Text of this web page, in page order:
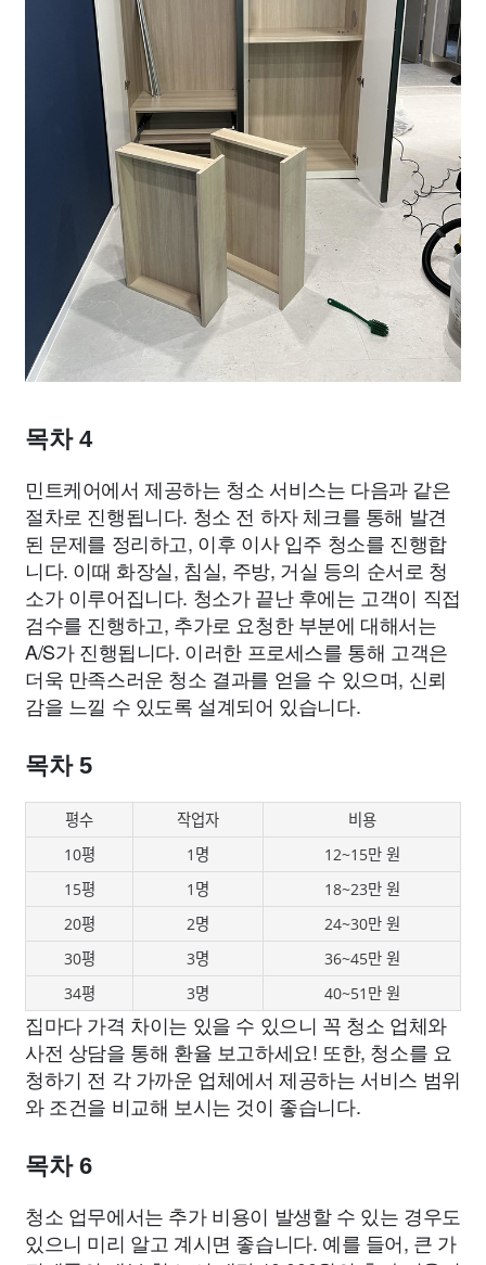
목차 4
민트케어에서 제공하는 청소 서비스는 다음과 같은
절차로 진행됩니다. 청소 전 하자 체크를 통해 발견
된 문제를 정리하고, 이후 이사 입주 청소를 진행합
니다. 이때 화장실, 침실, 주방, 거실 등의 순서로 청
소가 이루어집니다. 청소가 끝난 후에는 고객이 직접
검수를 진행하고, 추가로 요청한 부분에 대해서는
A/S가 진행됩니다. 이러한 프로세스를 통해 고객은
더욱 만족스러운 청소 결과를 얻을 수 있으며, 신뢰
감을 느낄 수 있도록 설계되어 있습니다.
목차 5
평수 작업자
비용
10평
1명
12~15만 원
15평
1명
18~23만 원
20평
2명
24~30만 원
30평
3명
36~45만 원
34평
3명 40~51만 원
집마다 가격 차이는 있을 수 있으니 꼭 청소 업체와
사전 상담을 통해 환율 보고하세요! 또한, 청소를 요
청하기 전 각 가까운 업체에서 제공하는 서비스 범위
와 조건을 비교해 보시는 것이 좋습니다.
목차 6
청소 업무에서는 추가 비용이 발생할 수 있는 경우도
있으니 미리 알고 계시면 좋습니다. 예를 들어, 큰 가